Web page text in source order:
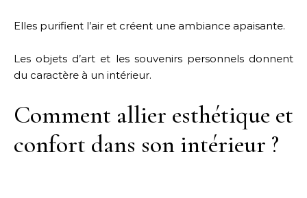
Elles purifient l’air et créent une ambiance apaisante.
Les objets d’art et les souvenirs personnels donnent
du caractère à un intérieur.
Comment allier esthétique et
confort dans son intérieur ?